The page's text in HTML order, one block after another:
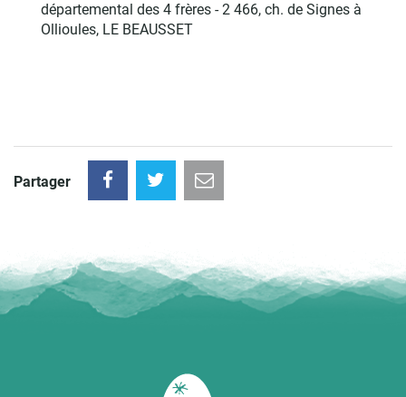
départemental des 4 frères - 2 466, ch. de Signes à
Ollioules, LE BEAUSSET
Partager